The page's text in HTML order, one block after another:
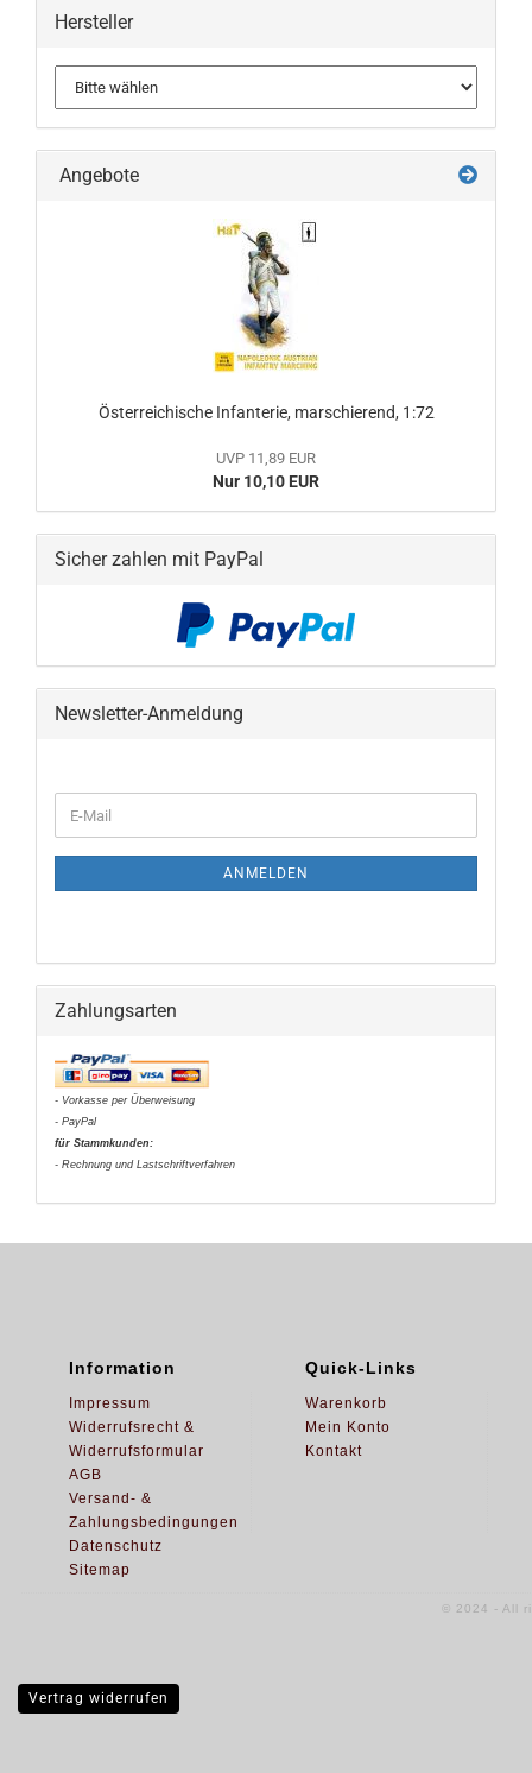
Hersteller
Angebote
Österreichische Infanterie, marschierend, 1:72
UVP 11,89 EUR
Nur 10,10 EUR
Sicher zahlen mit PayPal
Newsletter-Anmeldung
ZUR
E-
Mail
ANMELDEN
Zahlungsarten
- Vorkasse per Überweisung
- PayPal
für Stammkunden:
- Rechnung und Lastschriftverfahren
Information
Impressum
Widerrufsrecht &
Widerrufsformular
AGB
Versand- &
Zahlungsbedingungen
Datenschutz
Sitemap
Quick-Links
Warenkorb
Mein Konto
Kontakt
© 2024 - All
Vertrag widerrufen